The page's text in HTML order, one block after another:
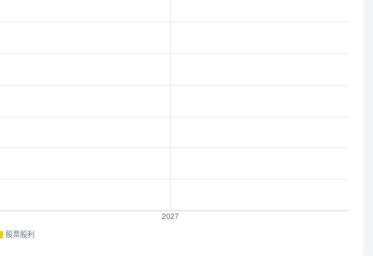
股票股利